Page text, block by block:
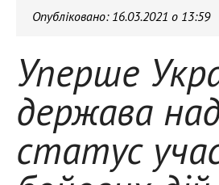
Опубліковано: 16.03.2021 о 13:59
Уперше
держава
статус